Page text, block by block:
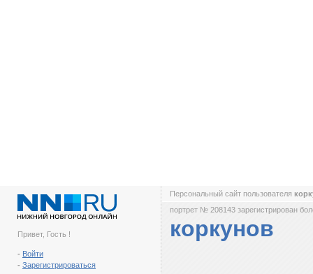
Привет, Гость !
- Войти
- Зарегистрироваться
Персональный сайт пользователя
портрет № 208143 зарегистрирован
коркунов